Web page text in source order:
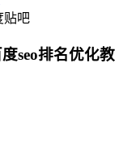
贴吧
seo排名优化教